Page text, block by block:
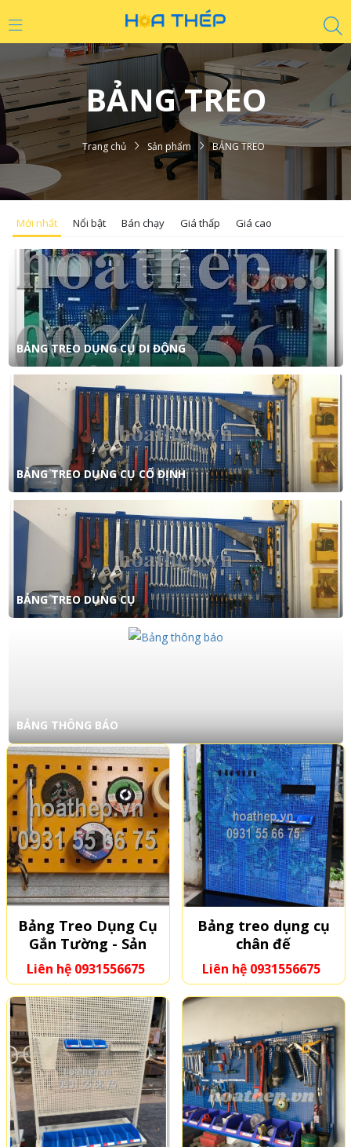
BẢNG TREO
Trang chủ Sản phẩm BẢNG TREO
Mới nhất Nổi bật Bán chạy Giá thấp Giá cao
BẢNG TREO DỤNG CỤ DI ĐỘNG
BẢNG TREO DỤNG CỤ CỐ ĐỊNH
BẢNG TREO DỤNG CỤ
BẢNG THÔNG BÁO
Bảng Treo Dụng Cụ
Gắn Tường - Sản
Xuất Theo Kích
Thước
Liên hệ 0931556675
Bảng treo dụng cụ
chân đế
Liên hệ 0931556675